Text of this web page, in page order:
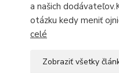
a našich
otázku kedy meniť
celé
Zobraziť všetky